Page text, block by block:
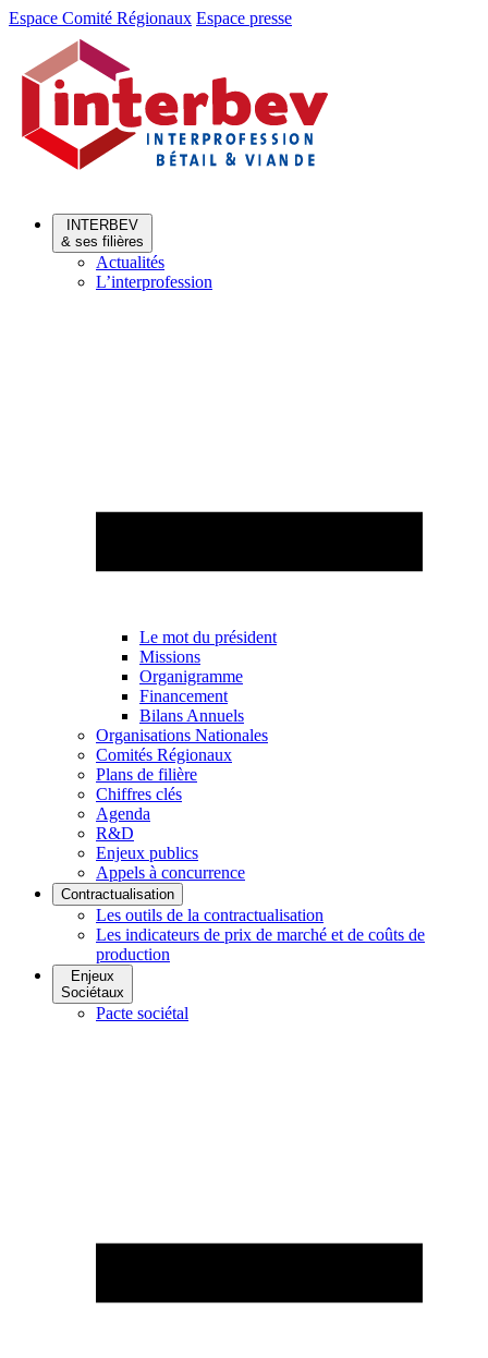
Aller
Aller
contenu
Espace Comité Régionaux Espace presse
INTERBEV
& ses filières
Actualités
L’interprofession
Le mot du président
Missions
Organigramme
Financement
Bilans Annuels
Organisations Nationales
Comités Régionaux
Plans de filière
Chiffres clés
Agenda
R&D
Enjeux publics
Appels à concurrence
Contractualisation
Les outils de la contractualisation
Les indicateurs de prix de marché et de coûts de
production
Enjeux
Sociétaux
Pacte sociétal